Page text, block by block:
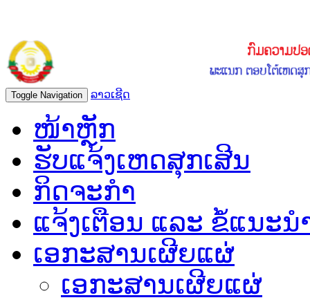
Toggle Navigation ລາວເຊີດ
ໜ້າຫຼັກ
ຮັບແຈ້ງເຫດສຸກເສີນ
ກິດຈະກຳ
ແຈ້ງເຕືອນ ແລະ ຂໍ້ແນະນ
ເອກະສານເຜີຍແຜ່
ເອກະສານເຜີຍແຜ່